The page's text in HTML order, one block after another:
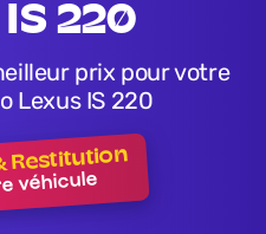
220
Lexus IS 220
Restitution
véhicule